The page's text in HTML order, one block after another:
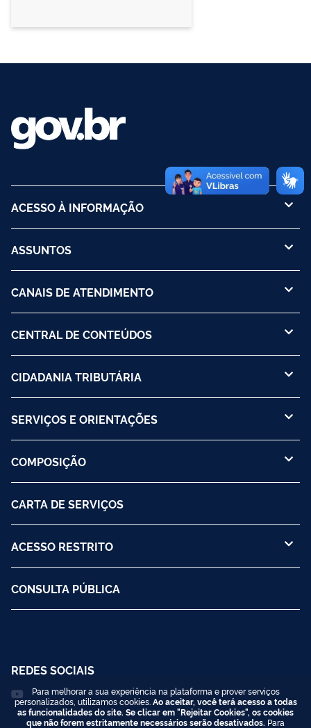
ACESSO À INFORMAÇÃO
ASSUNTOS
CANAIS DE ATENDIMENTO
CENTRAL DE CONTEÚDOS
CIDADANIA TRIBUTÁRIA
SERVIÇOS E ORIENTAÇÕES
COMPOSIÇÃO
CARTA DE SERVIÇOS
ACESSO RESTRITO
CONSULTA PÚBLICA
REDES SOCIAIS
Para melhorar a sua experiência na plataforma e prover serviços
personalizados, utilizamos cookies. Ao aceitar, você terá acesso a todas
as funcionalidades do site. Se clicar em "Rejeitar Cookies", os cookies
que não forem estritamente necessários serão desativados. Para